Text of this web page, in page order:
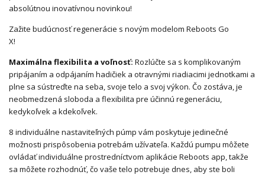
absolútnou inovatívnou novinkou!
Zažite budúcnosť regenerácie s novým modelom Reboots Go
X!
Maximálna flexibilita a voľnosť: Rozlúčte sa s komplikovaným
pripájaním a odpájaním hadičiek a otravnými riadiacimi jednotkami a
plne sa sústreďte na seba, svoje telo a svoj výkon. Čo zostáva, je
neobmedzená sloboda a flexibilita pre účinnú regeneráciu,
kedykoľvek a kdekoľvek.
8 individuálne nastaviteľných púmp vám poskytuje jedinečné
možnosti prispôsobenia potrebám užívateľa. Každú pumpu môžete
ovládať individuálne prostredníctvom aplikácie Reboots app, takže
sa môžete rozhodnúť, čo vaše telo potrebuje dnes, aby ste boli